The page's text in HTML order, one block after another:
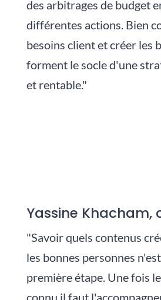
des arbitrages de budget
différentes actions. Bien
besoins client et créer les
forment le socle d'une
et rentable."
Yassine Khacham,
"Savoir quels contenus
les bonnes personnes
première étape. Une fois
connu il faut